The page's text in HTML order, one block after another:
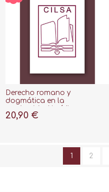
Derecho romano y
dogmática en la
alemana, 2021 "Estudios
20,90 €
1 2